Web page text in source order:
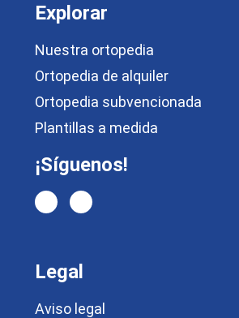
Explorar
Nuestra ortopedia
Ortopedia de alquiler
Ortopedia subvencionada
Plantillas a medida
¡Síguenos!
Legal
Aviso legal